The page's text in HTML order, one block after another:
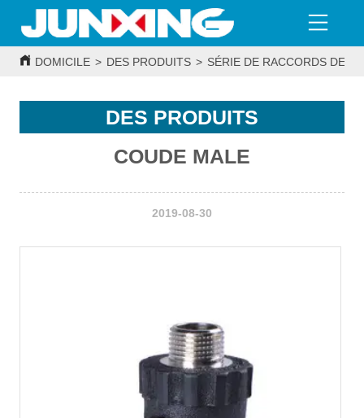
DOMICILE > DES PRODUITS > SÉRIE DE RACCORDS DE
DES PRODUITS
COUDE MALE
2019-08-30